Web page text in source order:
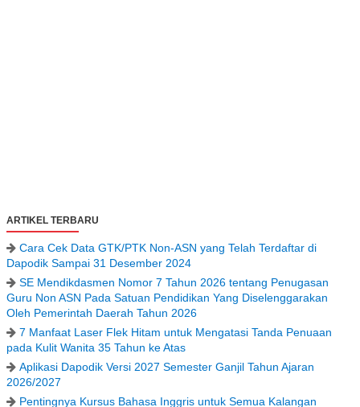
ARTIKEL TERBARU
Cara Cek Data GTK/PTK Non-ASN yang Telah Terdaftar di
Dapodik Sampai 31 Desember 2024
SE Mendikdasmen Nomor 7 Tahun 2026 tentang Penugasan
Guru Non ASN Pada Satuan Pendidikan Yang Diselenggarakan
Oleh Pemerintah Daerah Tahun 2026
7 Manfaat Laser Flek Hitam untuk Mengatasi Tanda Penuaan
pada Kulit Wanita 35 Tahun ke Atas
Aplikasi Dapodik Versi 2027 Semester Ganjil Tahun Ajaran
2026/2027
Pentingnya Kursus Bahasa Inggris untuk Semua Kalangan